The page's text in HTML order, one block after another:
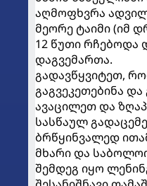
აღმოფხვრა
მეორე ტაიმი (იმ
12 წუთი რჩებოდა
დაგვემართა.
გადავწყვიტეთ,
გაგვეკეთებინა
ავაცილეთ და
სასწაულ
ბრწყინვალედ
მხარი და
შემდეგ იყო